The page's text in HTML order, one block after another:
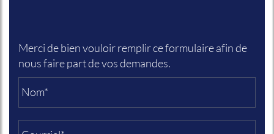
Merci de bien vouloir remplir ce formulaire afin de
nous faire part de vos demandes.